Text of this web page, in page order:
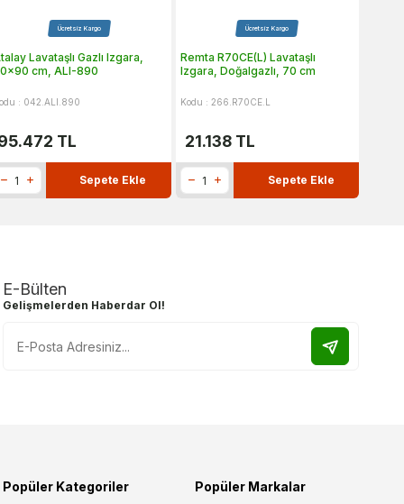
Ücretsiz Kargo
Lavataşlı Gazlı Izgara,
cm, ALI-890
: 042.ALI.890
TL
Sepete Ekle
Ücretsiz Kargo
Remta R70CE(L) Lavataşlı
Izgara, Doğalgazlı, 70 cm
Kodu : 266.R70CE.L
21.138TL
Sepete Ekle
E-Bülten
Gelişmelerden Haberdar Ol!
Popüler Kategoriler Popüler Markalar